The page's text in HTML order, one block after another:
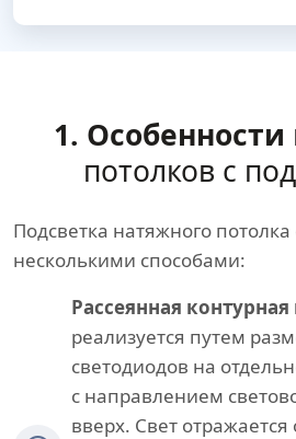
1. Особенности
потолков с
Подсветка натяжного потолка
несколькими способами:
Рассеянная контурная
реализуется путем
светодиодов на
с направлением
вверх. Свет отражается